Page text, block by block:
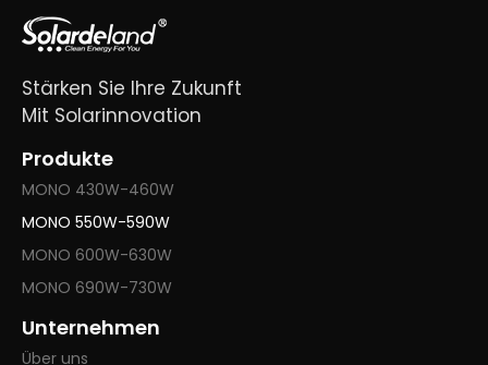
Stärken Sie Ihre Zukunft
Mit Solarinnovation
Produkte
MONO 430W-460W
MONO 550W-590W
MONO 600W-630W
MONO 690W-730W
Unternehmen
Über uns